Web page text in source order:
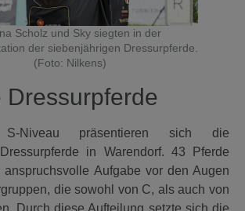
Scholz und Sky siegten in der
der siebenjährigen Dressurpferde.
(Foto: Nilkens)
Dressurpferde
Niveau präsentieren sich die
in Warendorf. 43 Pferde
Aufgabe vor den Augen
die sowohl von C, als auch von
Durch diese Aufteilung setzte sich die